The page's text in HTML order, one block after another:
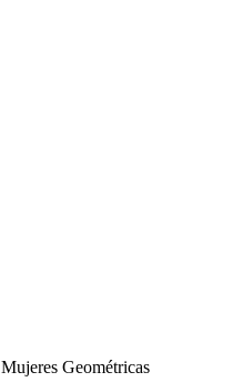
Mujeres Geométricas